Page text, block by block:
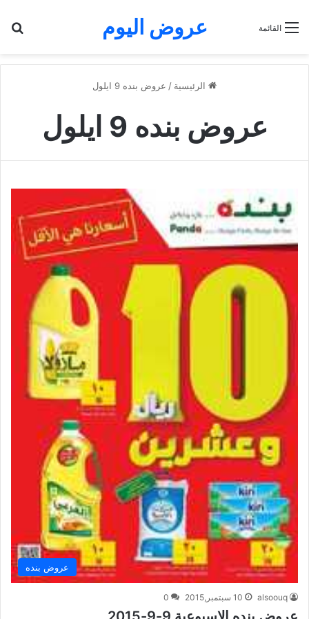
عروض اليوم القائمة
الرئيسية / عروض بنده 9 ايلول
عروض بنده 9 ايلول
عروض بنده
alsoouq 10 سبتمبر,2015 0